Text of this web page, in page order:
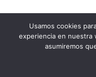
Usamos cookies
experiencia en nuestra
asumiremos